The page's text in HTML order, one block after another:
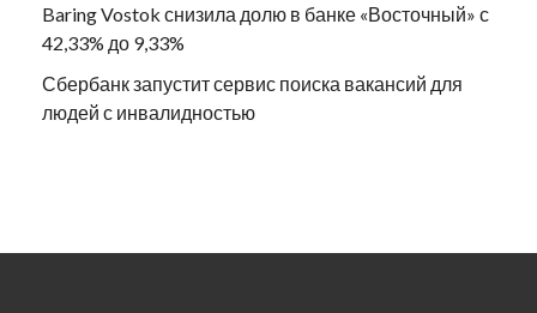
Baring Vostok снизила долю в банке «Восточный» с
42,33% до 9,33%
Сбербанк запустит сервис поиска вакансий для
людей с инвалидностью